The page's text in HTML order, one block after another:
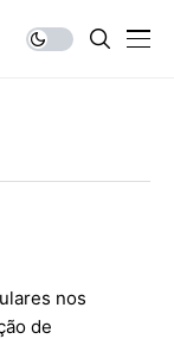
nos
de